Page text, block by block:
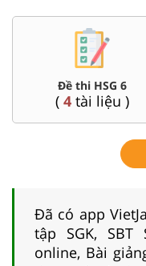
Đề thi HSG 6
( 4tài liệu )
Đã có app
tập SGK, SBT
online, Bài